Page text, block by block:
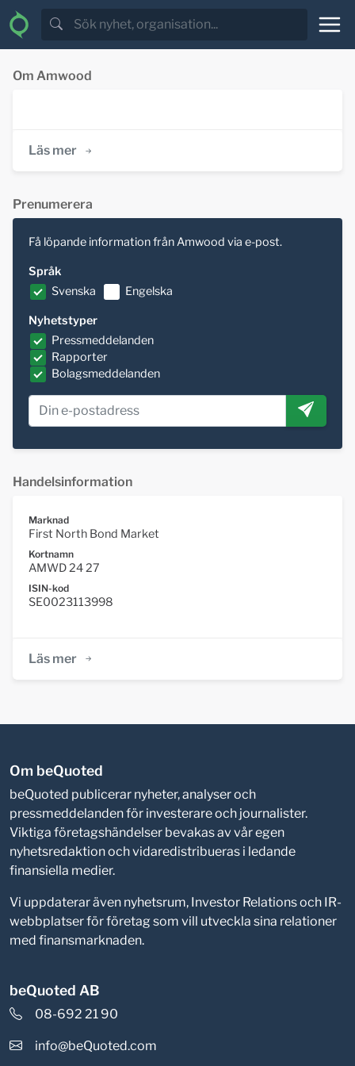
Om Amwood
Läs mer
Prenumerera
Få löpande information från Amwood via e-post.
Språk
Svenska
Engelska
Nyhetstyper
Pressmeddelanden
Rapporter
Bolagsmeddelanden
Handelsinformation
Marknad
First North Bond Market
Kortnamn
AMWD 24 27
ISIN-kod
SE0023113998
Läs mer
Om beQuoted
beQuoted publicerar nyheter, analyser och
pressmeddelanden för investerare och journalister.
Viktiga företagshändelser bevakas av vår egen
nyhetsredaktion och vidaredistribueras i ledande
finansiella medier.
Vi uppdaterar även nyhetsrum, Investor Relations och IR-
webbplatser för företag som vill utveckla sina relationer
med finansmarknaden.
beQuoted AB
08-692 21 90
info@beQuoted.com